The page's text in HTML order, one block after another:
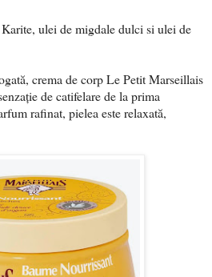
ulei de migdale dulci si ulei de
crema de corp Le Petit Marseillais
de catifelare de la prima
rafinat, pielea este relaxată,